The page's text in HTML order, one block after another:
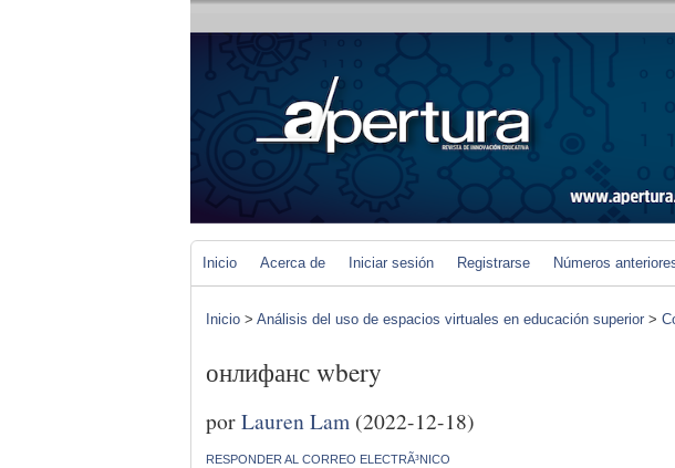
Inicio Acerca de Iniciar sesión Registrarse Números
Inicio > Análisis del uso de espacios virtuales en educación superior >
онлифанс wbery
porLauren Lam (2022-12-18)
RESPONDER AL CORREO ELECTRÃ³NICO